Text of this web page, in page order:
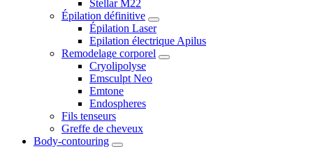
Stellar M22
Épilation définitive
Épilation Laser
Epilation électrique Apilus
Remodelage corporel
Cryolipolyse
Emsculpt Neo
Emtone
Endospheres
Fils tenseurs
Greffe de cheveux
Body-contouring